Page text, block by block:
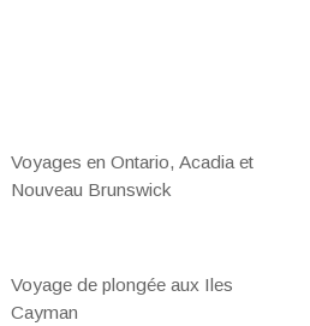
Voyages en Ontario, Acadia et
Nouveau Brunswick
Voyage de plongée aux Iles
Cayman